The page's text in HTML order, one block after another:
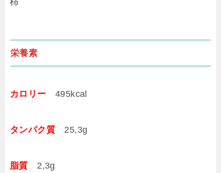
柿
栄養素
カロリー 495kcal
タンパク質 25,3g
脂質 2,3g